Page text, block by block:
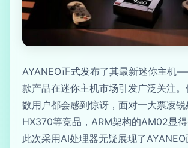
AYANEO正式发布了其最新迷你主机
款产品在迷你主机市场引发广泛关注
数用户都会感到惊讶，面对一大票凌
HX370等竞品，ARM架构的AM02显得
此次采用AI处理器无疑展现了